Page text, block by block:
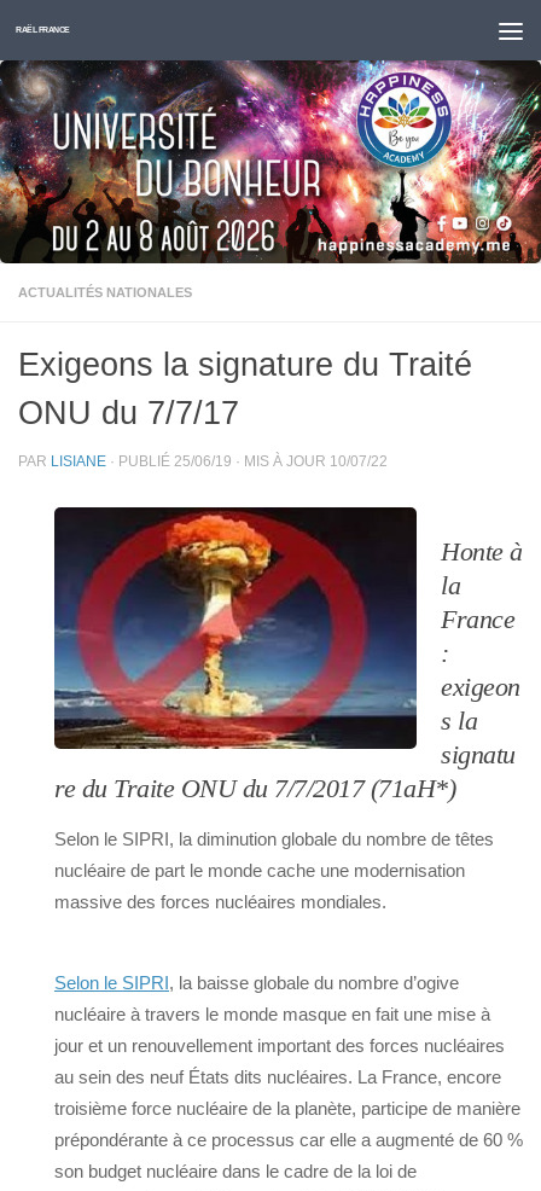
Skip to content
RAËL FRANCE
ACTUALITÉS NATIONALES
Exigeons la signature du Traité
ONU du 7/7/17
PAR LISIANE · PUBLIÉ 25/06/19 · MIS À JOUR 10/07/22
Honte à
la
France
:
exigeon
s la
signatu
re du Traite ONU du 7/7/2017 (71aH*)
Selon le SIPRI, la diminution globale du nombre de têtes
nucléaire de part le monde cache une modernisation
massive des forces nucléaires mondiales.
Selon le SIPRI, la baisse globale du nombre d’ogive
nucléaire à travers le monde masque en fait une mise à
jour et un renouvellement important des forces nucléaires
au sein des neuf États dits nucléaires. La France, encore
troisième force nucléaire de la planète, participe de manière
prépondérante à ce processus car elle a augmenté de 60 %
son budget nucléaire dans le cadre de la loi de